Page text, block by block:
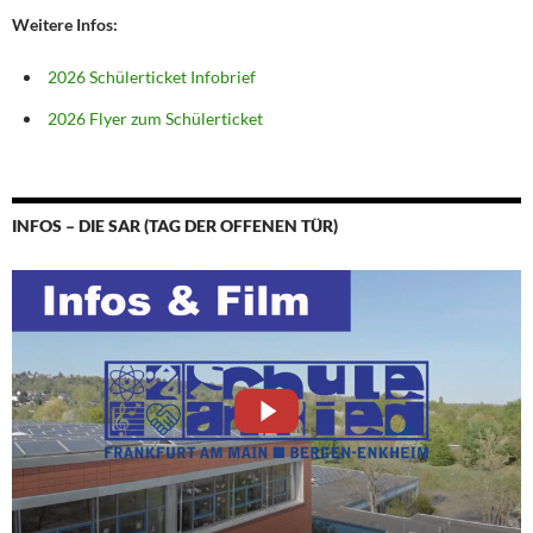
Weitere Infos:
2026 Schülerticket Infobrief
2026 Flyer zum Schülerticket
INFOS – DIE SAR (TAG DER OFFENEN TÜR)